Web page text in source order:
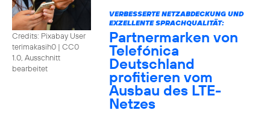
Credits: Pixabay User
terimakasih0 | CC0
1.0, Ausschnitt
bearbeitet
VERBESSERTE NETZABDECKUNG UND
EXZELLENTE SPRACHQUALITÄT:
Partnermarken von
Telefónica
Deutschland
profitieren vom
Ausbau des LTE-
Netzes